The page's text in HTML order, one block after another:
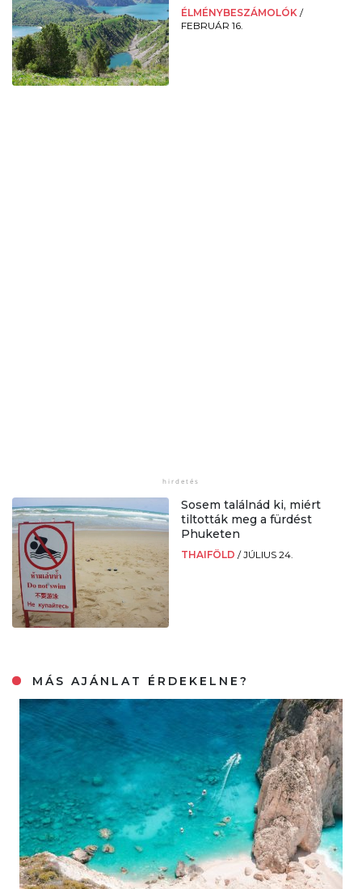
ÉLMÉNYBESZÁMOLÓK /
FEBRUÁR 16.
Sosem találnád ki, miért
tiltották meg a fürdést
Phuketen
THAIFÖLD /JÚLIUS 24.
MÁS AJÁNLAT ÉRDEKELNE?